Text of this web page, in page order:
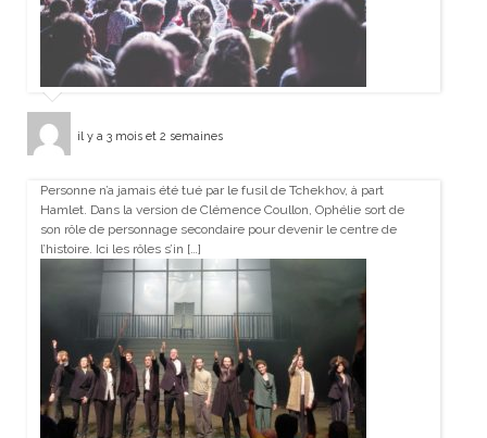
il y a 3 mois et 2 semaines
Personne n’a jamais été tué par le fusil de Tchekhov, à part
Hamlet. Dans la version de Clémence Coullon, Ophélie sort de
son rôle de personnage secondaire pour devenir le centre de
l’histoire. Ici les rôles s’in […]